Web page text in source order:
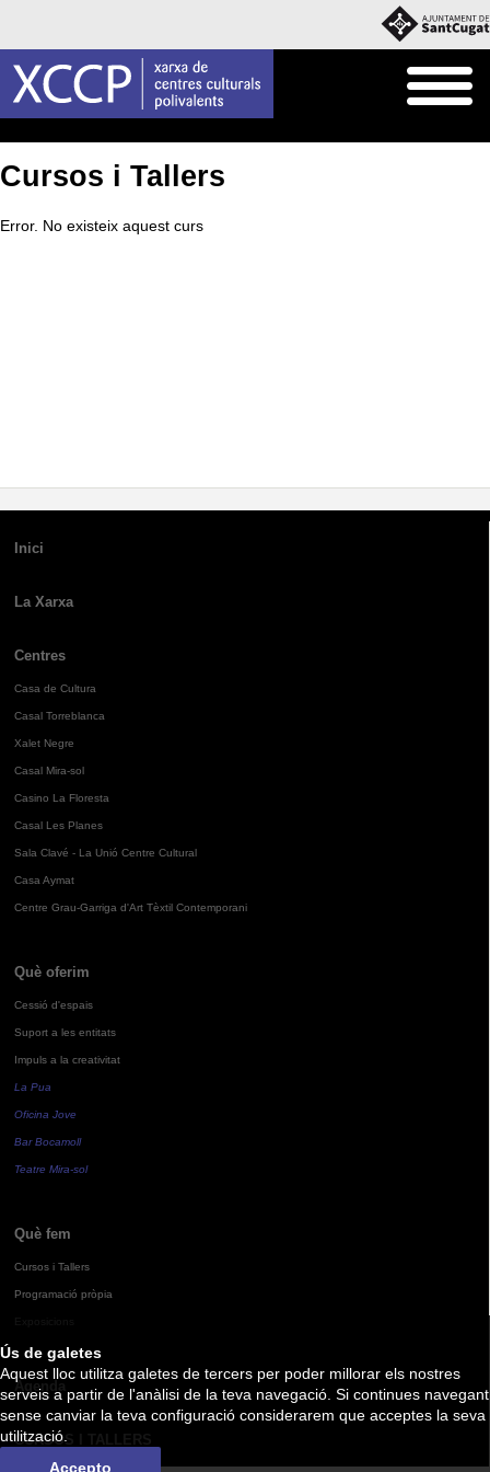
Ús de galetes
Aquest lloc utilitza galetes de tercers per poder millorar els nostres
serveis a partir de l'anàlisi de la teva navegació. Si continues navegant
sense canviar la teva configuració considerarem que acceptes la seva
utilització.
Accepto
Cursos i Tallers
Error. No existeix aquest curs
Inici
La Xarxa
Centres
Casa de Cultura
Casal Torreblanca
Xalet Negre
Casal Mira-sol
Casino La Floresta
Casal Les Planes
Sala Clavé - La Unió Centre Cultural
Casa Aymat
Centre Grau-Garriga d'Art Tèxtil Contemporani
Què oferim
Cessió d'espais
Suport a les entitats
Impuls a la creativitat
La Pua
Oficina Jove
Bar Bocamoll
Teatre Mira-sol
Què fem
Cursos i Tallers
Programació pròpia
Agenda
CURSOS I TALLERS